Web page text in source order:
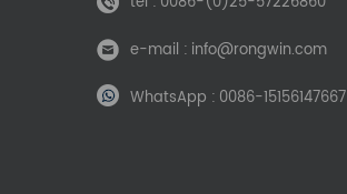
e-mail : info@rongwin.com
WhatsApp : 0086-15156147667